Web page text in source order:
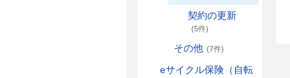
契約の更新
(5件)
その他 (7件)
eサイクル保険（自転